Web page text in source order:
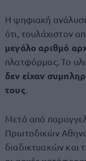
Η ψηφιακή
ότι, τουλάχιστον
μεγάλο αριθμό
πλατφόρμας. Το
δεν είχαν
τους
Μετά από
Πρωτοδικών
διαδικτυακών και